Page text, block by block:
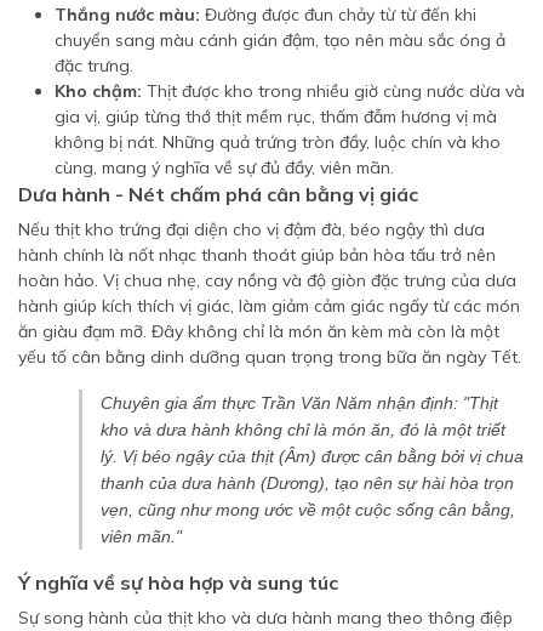
Thắng nước màu: Đường được đun chảy từ từ đến khi
chuyển sang màu cánh gián đậm, tạo nên màu sắc óng ả
đặc trưng.
Kho chậm: Thịt được kho trong nhiều giờ cùng nước dừa và
gia vị, giúp từng thớ thịt mềm rục, thấm đẫm hương vị mà
không bị nát. Những quả trứng tròn đầy, luộc chín và kho
cùng, mang ý nghĩa về sự đủ đầy, viên mãn.
Dưa hành - Nét chấm phá cân bằng vị giác
Nếu thịt kho trứng đại diện cho vị đậm đà, béo ngậy thì dưa
hành chính là nốt nhạc thanh thoát giúp bản hòa tấu trở nên
hoàn hảo. Vị chua nhẹ, cay nồng và độ giòn đặc trưng của dưa
hành giúp kích thích vị giác, làm giảm cảm giác ngấy từ các món
ăn giàu đạm mỡ. Đây không chỉ là món ăn kèm mà còn là một
yếu tố cân bằng dinh dưỡng quan trọng trong bữa ăn ngày Tết.
Chuyên gia ẩm thực Trần Văn Năm nhận định: "Thịt
kho và dưa hành không chỉ là món ăn, đó là một triết
lý. Vị béo ngậy của thịt (Âm) được cân bằng bởi vị chua
thanh của dưa hành (Dương), tạo nên sự hài hòa trọn
vẹn, cũng như mong ước về một cuộc sống cân bằng,
viên mãn."
Ý nghĩa về sự hòa hợp và sung túc
Sự song hành của thịt kho và dưa hành mang theo thông điệp